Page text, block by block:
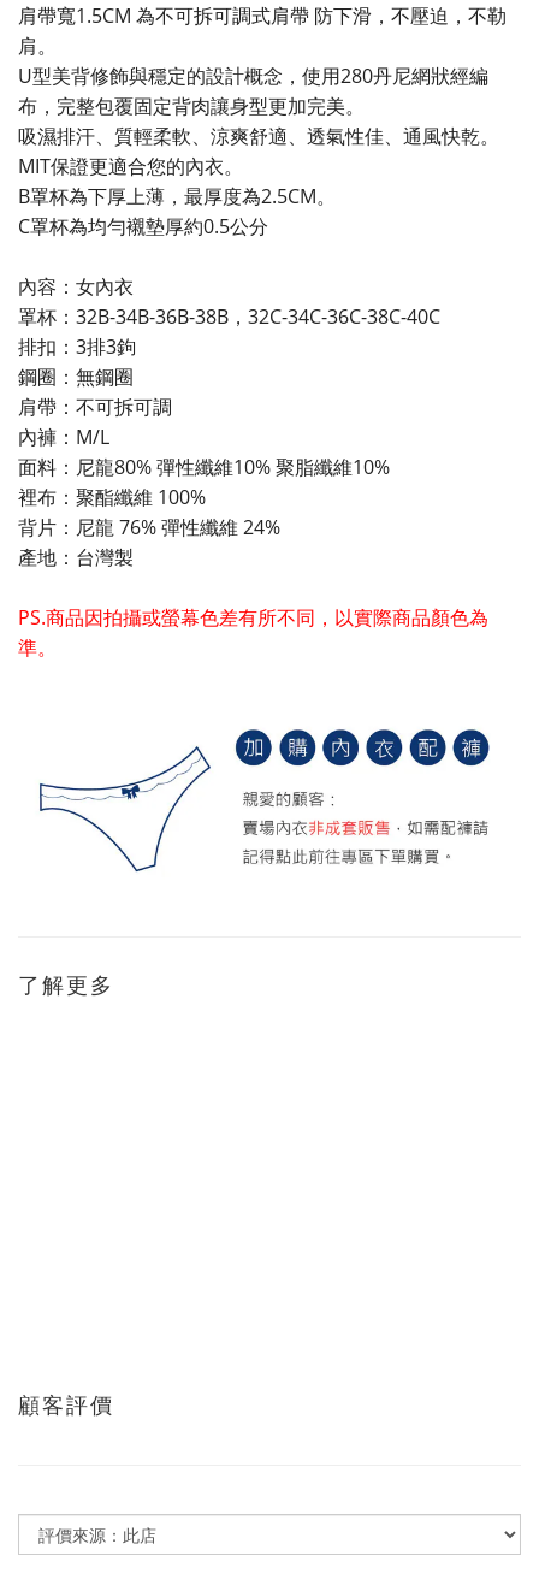
肩帶寬1.5CM 為不可拆可調式肩帶 防下滑，不壓迫，不勒
肩。
U型美背修飾與穩定的設計概念，使用280丹尼網狀經編
布，完整包覆固定背肉讓身型更加完美。
吸濕排汗、質輕柔軟、涼爽舒適、透氣性佳、通風快乾。
MIT保證更適合您的內衣。
B罩杯為下厚上薄，最厚度為2.5CM。
C罩杯為均勻襯墊厚約0.5公分
內容：女內衣
罩杯：32B-34B-36B-38B，32C-34C-36C-38C-40C
排扣：3排3鉤
鋼圈：無鋼圈
肩帶：不可拆可調
內褲：M/L
面料：尼龍80% 彈性纖維10% 聚脂纖維10%
裡布：聚酯纖維 100%
背片：尼龍 76% 彈性纖維 24%
產地：台灣製
PS.商品因拍攝或螢幕色差有所不同，以實際商品顏色為
準。
了解更多
顧客評價